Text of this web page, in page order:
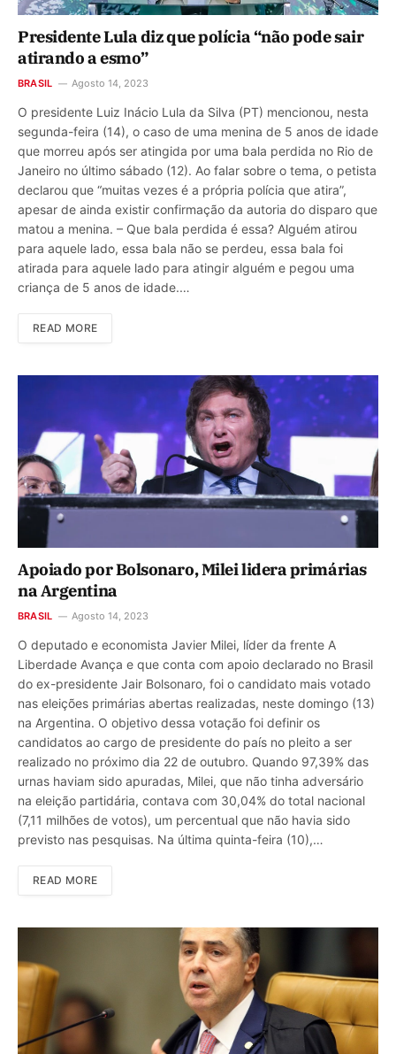
Presidente Lula diz que polícia “não pode sair
atirando a esmo”
BRASIL Agosto 14, 2023
O presidente Luiz Inácio Lula da Silva (PT) mencionou, nesta
segunda-feira (14), o caso de uma menina de 5 anos de idade
que morreu após ser atingida por uma bala perdida no Rio de
Janeiro no último sábado (12). Ao falar sobre o tema, o petista
declarou que “muitas vezes é a própria polícia que atira”,
apesar de ainda existir confirmação da autoria do disparo que
matou a menina. – Que bala perdida é essa? Alguém atirou
para aquele lado, essa bala não se perdeu, essa bala foi
atirada para aquele lado para atingir alguém e pegou uma
criança de 5 anos de idade.…
READ MORE
Apoiado por Bolsonaro, Milei lidera primárias
na Argentina
BRASIL Agosto 14, 2023
O deputado e economista Javier Milei, líder da frente A
Liberdade Avança e que conta com apoio declarado no Brasil
do ex-presidente Jair Bolsonaro, foi o candidato mais votado
nas eleições primárias abertas realizadas, neste domingo (13)
na Argentina. O objetivo dessa votação foi definir os
candidatos ao cargo de presidente do país no pleito a ser
realizado no próximo dia 22 de outubro. Quando 97,39% das
urnas haviam sido apuradas, Milei, que não tinha adversário
na eleição partidária, contava com 30,04% do total nacional
(7,11 milhões de votos), um percentual que não havia sido
previsto nas pesquisas. Na última quinta-feira (10),…
READ MORE